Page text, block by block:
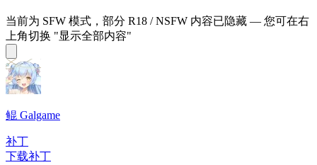
当前为 SFW 模式，部分 R18 / NSFW 内容已隐藏 — 您可在右
上角切换 "显示全部内容"
鲲 Galgame
补丁
下载补丁